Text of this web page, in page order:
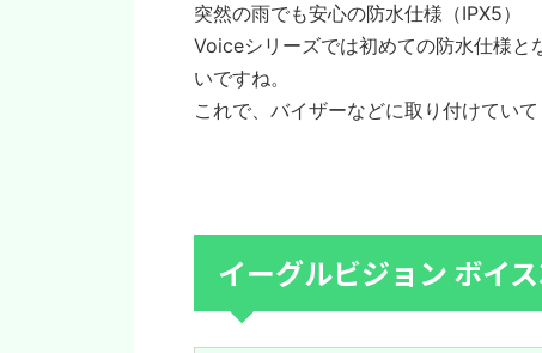
突然の雨でも安心の防水仕様（IPX5）
Voiceシリーズでは初めての防水仕様と
いですね。
これで、バイザーなどに取り付けていて
イーグルビジョン ボイ